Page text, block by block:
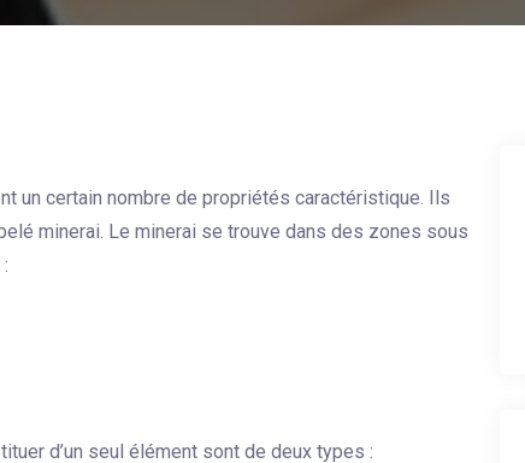
un certain nombre de propriétés caractéristique. Ils
minerai. Le minerai se trouve dans des zones sous
d’un seul élément sont de deux types :